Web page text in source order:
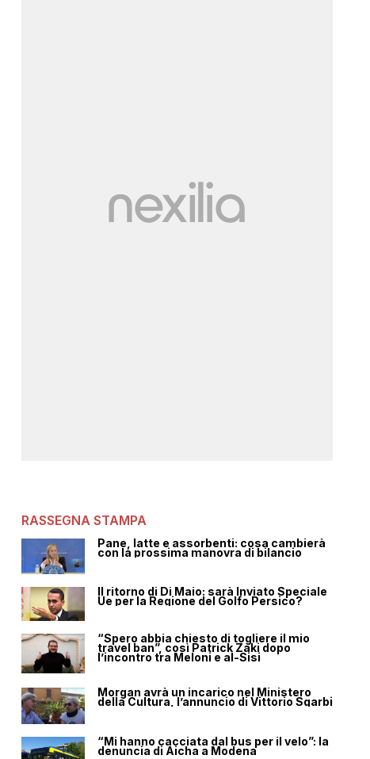
RASSEGNA STAMPA
Pane, latte e assorbenti: cosa cambierà
con la prossima manovra di bilancio
Il ritorno di Di Maio: sarà Inviato Speciale
Ue per la Regione del Golfo Persico?
“Spero abbia chiesto di togliere il mio
travel ban”, così Patrick Zaki dopo
l’incontro tra Meloni e al-Sisi
Morgan avrà un incarico nel Ministero
della Cultura, l’annuncio di Vittorio Sgarbi
“Mi hanno cacciata dal bus per il velo”: la
denuncia di Aicha a Modena